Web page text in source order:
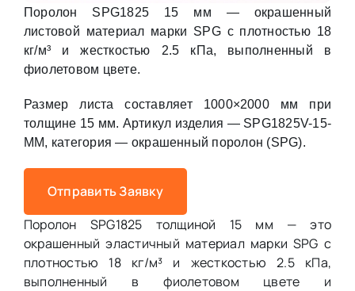
Поролон SPG1825 15 мм — окрашенный
листовой материал марки SPG с плотностью 18
кг/м³ и жесткостью 2.5 кПа, выполненный в
фиолетовом цвете.
Размер листа составляет 1000×2000 мм при
толщине 15 мм. Артикул изделия — SPG1825V-15-
MM, категория — окрашенный поролон (SPG).
Отправить Заявку
Поролон SPG1825 толщиной 15 мм — это
окрашенный эластичный материал марки SPG с
плотностью 18 кг/м³ и жесткостью 2.5 кПа,
выполненный в фиолетовом цвете и